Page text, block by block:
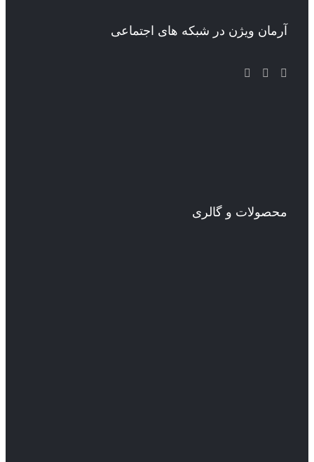
آرمان ویژن در شبکه های اجتماعی
محصولات و گالری